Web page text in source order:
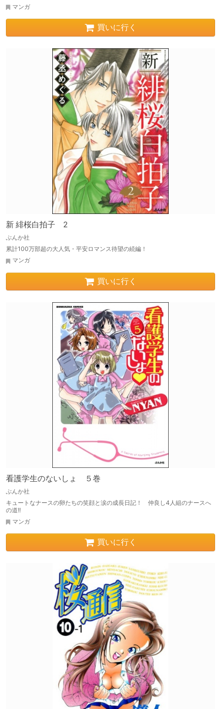
マンガ
買いに行く
新 緋桜白拍子 2
ぶんか社
累計100万部超の大人気・平安ロマンス待望の続編！
マンガ
買いに行く
看護学生のないしょ ５巻
ぶんか社
キュートなナースの卵たちの笑顔と涙の成長日記！ 仲良し4人組のナースへ
の道!!
マンガ
買いに行く